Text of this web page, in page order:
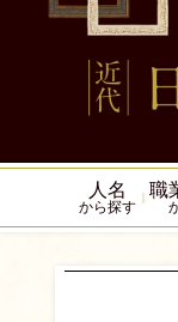
人名
から探す
職